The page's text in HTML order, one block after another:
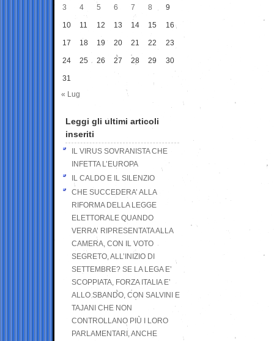
3 4 5 6 7 8 9
10 11 12 13 14 15 16
17 18 19 20 21 22 23
24 25 26 27 28 29 30
31
« Lug
Leggi gli ultimi articoli
inseriti
IL VIRUS SOVRANISTA CHE
INFETTA L’EUROPA
IL CALDO E IL SILENZIO
CHE SUCCEDERA’ ALLA
RIFORMA DELLA LEGGE
ELETTORALE QUANDO
VERRA’ RIPRESENTATA ALLA
CAMERA, CON IL VOTO
SEGRETO, ALL’INIZIO DI
SETTEMBRE? SE LA LEGA E’
SCOPPIATA, FORZA ITALIA E’
ALLO SBANDO, CON SALVINI E
TAJANI CHE NON
CONTROLLANO PIÙ I LORO
PARLAMENTARI, ANCHE